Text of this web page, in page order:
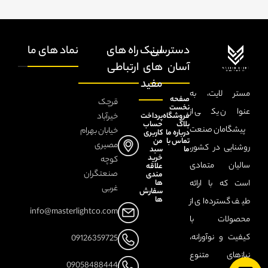
مستر لایت، به
عنوان یکی از
پیشگامان صنعت
روشنایی در کشور،
سالیان متمادی
است که با ارائه
طیف گسترده‌ای از
محصولات با
کیفیت و نوآورانه،
نیازهای متنوع
دسترسی
آسان
صفحه
نخست
فروشگاه
بلاگ
درباره ما
تماس با
ما
لینک
های
مفید
پرداخت
حساب
کاربری
من
سبد
خرید
علاقه
مندی
ها
سفارش
ها
راه های
ارتباطی
قرچک
خیرآباد
خیابان بهرام
مصیری
کوچه
صنعتگران
غربی
info@masterlightco.com
09126359725
نماد های ما